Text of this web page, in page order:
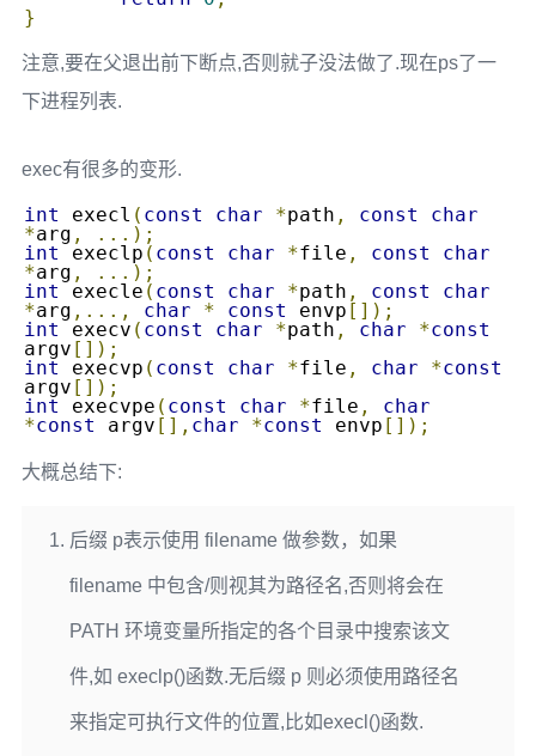
}
注意,要在父退出前下断点,否则就子没法做了.现在ps了一
下进程列表.
exec有很多的变形.
int execl ( const char *path , const
char
*arg ,
...);
int
execlp ( const char *file , const
char
*arg ,
...);
int
execle ( const char *path , const
char
*arg ,..., char * const envp []);
int
execv ( const char *path , char *const
argv []);
int
execvp ( const char *file , char *const
argv []);
int
execvpe ( const char *file ,
char
*const argv [], char *const envp []);
大概总结下:
后缀 p表示使用 filename 做参数，如果
filename 中包含/则视其为路径名,否则将会在
PATH 环境变量所指定的各个目录中搜索该文
件,如 execlp()函数.无后缀 p 则必须使用路径名
来指定可执行文件的位置,比如execl()函数.